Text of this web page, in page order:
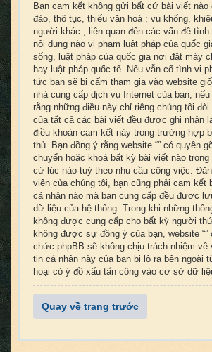
Bạn cam kết không gửi bất cứ bài viết nào
đảo, thô tục, thiếu văn hoá ; vu khống,
người khác ; liên quan đến các vấn đề
nội dung nào vi phạm luật pháp của quốc
sống, luật pháp của quốc gia nơi đặt máy
hay luật pháp quốc tế. Nếu vẫn cố tình vi
tức bạn sẽ bị cấm tham gia vào website
nhà cung cấp dịch vụ Internet của bạn,
rằng những điều này chỉ riêng chúng tôi
của tất cả các bài viết đều được ghi nhận
điều khoản cam kết này trong trường hợp
thủ. Bạn đồng ý rằng website “” có quyền
chuyển hoặc khoá bất kỳ bài viết nào
cứ lúc nào tuỳ theo nhu cầu công việc.
viên của chúng tôi, bạn cũng phải cam kết
cá nhân nào mà bạn cung cấp đều được
dữ liệu của hệ thống. Trong khi những
không được cung cấp cho bất kỳ người
không được sự đồng ý của bạn, website “”
chức phpBB sẽ không chịu trách nhiệm về
tin cá nhân này của bạn bị lộ ra bên ngoài
hoại có ý đồ xấu tấn công vào cơ sở dữ
Quay về trang trước